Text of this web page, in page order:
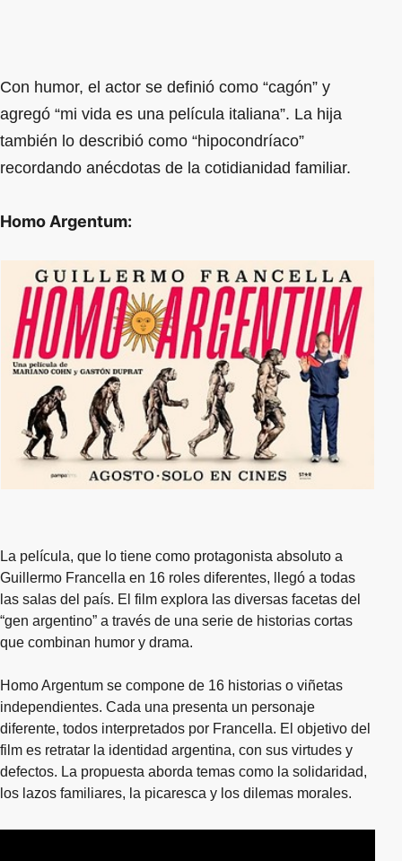
Con humor, el actor se definió como “cagón” y
agregó “mi vida es una película italiana”. La hija
también lo describió como “hipocondríaco”
recordando anécdotas de la cotidianidad familiar.
Homo Argentum:
La película, que lo tiene como protagonista absoluto a
Guillermo Francella en 16 roles diferentes, llegó a todas
las salas del país. El film explora las diversas facetas del
“gen argentino” a través de una serie de historias cortas
que combinan humor y drama.
Homo Argentum se compone de 16 historias o viñetas
independientes. Cada una presenta un personaje
diferente, todos interpretados por Francella. El objetivo del
film es retratar la identidad argentina, con sus virtudes y
defectos. La propuesta aborda temas como la solidaridad,
los lazos familiares, la picaresca y los dilemas morales.